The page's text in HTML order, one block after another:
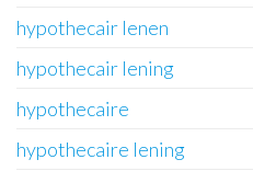
hypothecair lenen
hypothecair lening
hypothecaire
hypothecaire lening